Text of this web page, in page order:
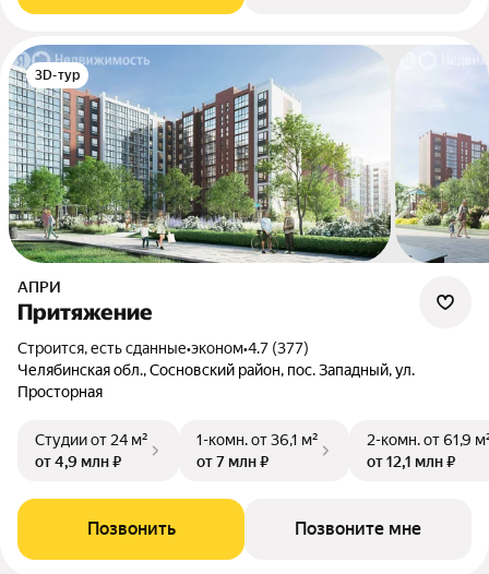
3D-тур
АПРИ
Притяжение
Строится, есть сданные•эконом•4.7 (377)
Челябинская обл., Сосновский район, пос. Западный, ул.
Просторная
Студииот 24 м²
от 4,9 млн ₽
1-комн.от 36,1 м²
от 7 млн ₽
2-комн.от 61,9
от 12,1 млн ₽
Позвонить Позвоните мне